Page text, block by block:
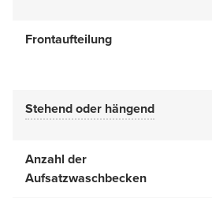
Frontaufteilung
Stehend oder hängend
Anzahl der
Aufsatzwaschbecken